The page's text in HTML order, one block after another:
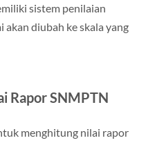
sistem penilaian
akan diubah ke skala yang
Rapor SNMPTN
menghitung nilai rapor